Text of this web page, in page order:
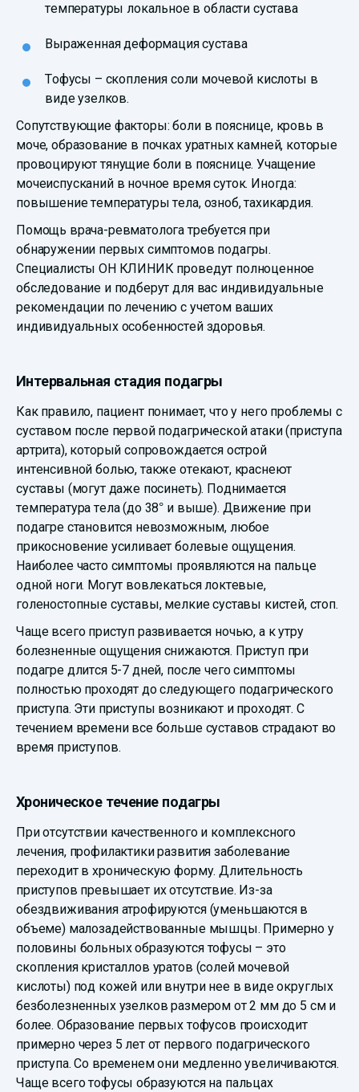
температуры локальное в области сустава
Выраженная деформация сустава
Тофусы – скопления соли мочевой кислоты в
виде узелков.
Сопутствующие факторы: боли в пояснице, кровь в
моче, образование в почках уратных камней, которые
провоцируют тянущие боли в пояснице. Учащение
мочеиспусканий в ночное время суток. Иногда:
повышение температуры тела, озноб, тахикардия.
Помощь врача-ревматолога требуется при
обнаружении первых симптомов подагры.
Специалисты ОН КЛИНИК проведут полноценное
обследование и подберут для вас индивидуальные
рекомендации по лечению с учетом ваших
индивидуальных особенностей здоровья.
Интервальная стадия подагры
Как правило, пациент понимает, что у него проблемы с
суставом после первой подагрической атаки (приступа
артрита), который сопровождается острой
интенсивной болью, также отекают, краснеют
суставы (могут даже посинеть). Поднимается
температура тела (до 38° и выше). Движение при
подагре становится невозможным, любое
прикосновение усиливает болевые ощущения.
Наиболее часто симптомы проявляются на пальце
одной ноги. Могут вовлекаться локтевые,
голеностопные суставы, мелкие суставы кистей, стоп.
Чаще всего приступ развивается ночью, а к утру
болезненные ощущения снижаются. Приступ при
подагре длится 5-7 дней, после чего симптомы
полностью проходят до следующего подагрического
приступа. Эти приступы возникают и проходят. С
течением времени все больше суставов страдают во
время приступов.
Хроническое течение подагры
При отсутствии качественного и комплексного
лечения, профилактики развития заболевание
переходит в хроническую форму. Длительность
приступов превышает их отсутствие. Из-за
обездвиживания атрофируются (уменьшаются в
объеме) малозадействованные мышцы. Примерно у
половины больных образуются тофусы – это
скопления кристаллов уратов (солей мочевой
кислоты) под кожей или внутри нее в виде округлых
безболезненных узелков размером от 2 мм до 5 см и
более. Образование первых тофусов происходит
примерно через 5 лет от первого подагрического
приступа. Со временем они медленно увеличиваются.
Чаще всего тофусы образуются на пальцах